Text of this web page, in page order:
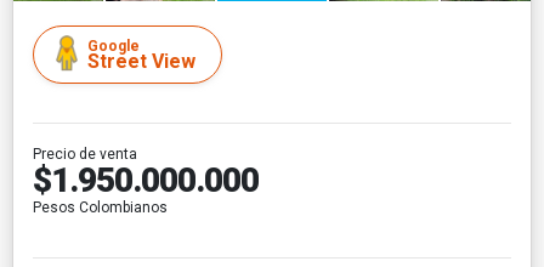
Google
Street View
Precio de venta
$1.950.000.000
Pesos Colombianos